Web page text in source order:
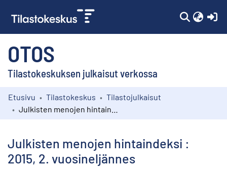
OTOS
Tilastokeskuksen julkaisut verkossa
Kokoelmat
Etusivu Tilastokeskus
Tilastojulkaisut
Julkisten menojen hintaindeksi :
2015, 2. vuosineljännes